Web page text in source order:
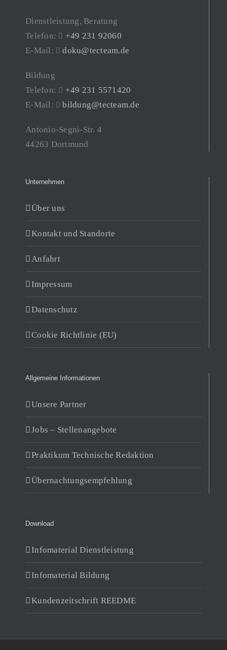
Dienstleistung, Beratung
Telefon:
+49 231 92060
E-Mail:
doku@tecteam.de
Bildung
Telefon:
+49 231 5571420
E-Mail:
bildung@tecteam.de
Antonio-Segni-Str. 4
44263 Dortmund
Unternehmen
Über uns
Kontakt und Standorte
Anfahrt
Impressum
Datenschutz
Cookie Richtlinie (EU)
Allgemeine Informationen
Unsere Partner
Jobs – Stellenangebote
Praktikum Technische Redaktion
Übernachtungsempfehlung
Download
Infomaterial Dienstleistung
Infomaterial Bildung
Kundenzeitschrift REEDME